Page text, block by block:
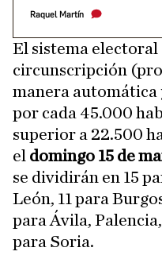
Raquel Martín
El sistema electoral
circunscripción
manera automática
por cada 45.000
superior a 22.500
el domingo 15 de
se dividirán en 15
León, 11 para
para Ávila,
para Soria.